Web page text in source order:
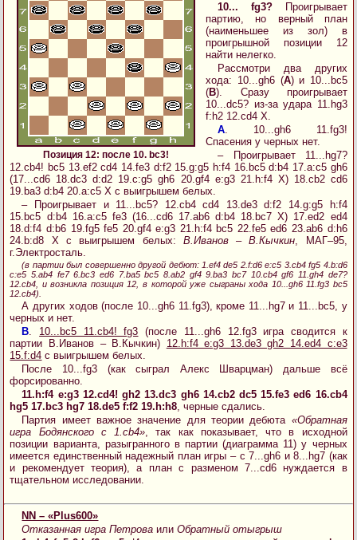
Позиция 12: после 10. bc3!
10... fg3? Проигрывает
партию, но верный план
(наименьшее из зол) в
проигрышной позиции 12
найти нелегко.
Рассмотри два других
хода: 10...gh6 (A) и 10...bc5
(B). Сразу проигрывает
10...dc5? из-за удара 11.hg3
f:h2 12.cd4 X.
A. 10...gh6 11.fg3!
Спасения у черных нет.
– Проигрывает 11...hg7?
12.cb4! bc5 13.ef2 cd4 14.fe3 d:f2 15.g:g5 h:f4 16.bc5 d:b4 17.a:c5 gh6
(17...cd6 18.dc3 d:d2 19.c:g5 gh6 20.gf4 e:g3 21.h:f4 X) 18.cb2 cd6
19.ba3 d:b4 20.a:c5 X с выигрышем белых.
– Проигрывает и 11...bc5? 12.cb4 cd4 13.de3 d:f2 14.g:g5 h:f4
15.bc5 d:b4 16.a:c5 fe3 (16...cd6 17.ab6 d:b4 18.bc7 X) 17.ed2 ed4
18.d:f4 d:b6 19.fg5 fe5 20.gf4 e:g3 21.h:f4 bc5 22.fe5 ed6 23.ab6 d:h6
24.b:d8 X с выигрышем белых: В.Иванов – В.Кычкин, МАГ–95,
г.Электросталь.
(в партии был совершенно другой дебют: 1.ef4 de5 2.f:d6 e:c5 3.cb4 fg5 4.b:d6
c:e5 5.ab4 fe7 6.bc3 ed6 7.ba5 bc5 8.ab2 gf4 9.ba3 bc7 10.cb4 gf6 11.gh4 de7?
12.cb4, и возникла позиция 12, в которой уже сыграны хода 10...gh6 11.fg3 bc5
12.cb4).
А других ходов (после 10...gh6 11.fg3), кроме 11...hg7 и 11...bc5, у
черных и нет.
B. 10...bc5 11.cb4! fg3 (после 11...gh6 12.fg3 игра сводится к
партии В.Иванов – В.Кычкин) 12.h:f4 e:g3 13.de3 gh2 14.ed4 c:e3
15.f:d4 с выигрышем белых.
После 10...fg3 (как сыграл Алекс Шварцман) дальше всё
форсированно.
11.h:f4 e:g3 12.cd4! gh2 13.dc3 gh6 14.cb2 dc5 15.fe3 ed6 16.cb4
hg5 17.bc3 hg7 18.de5 f:f2 19.h:h8, черные сдались.
Партия имеет важное значение для теории дебюта «Обратная
игра Бодянского с 1.cb4», так как показывает, что в исходной
позиции варианта, разыгранного в партии (диаграмма 11) у черных
имеется единственный надежный план игры – с 7...gh6 и 8...hg7 (как
и рекомендует теория), а план с разменом 7...cd6 нуждается в
тщательном исследовании.
NN – «Plus600»
Отказанная игра Петрова илиОбратный отыгрыш